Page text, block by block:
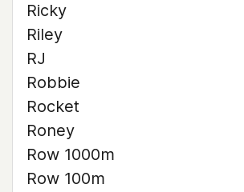
Ricky
Riley
RJ
Robbie
Rocket
Roney
Row 1000m
Row 100m